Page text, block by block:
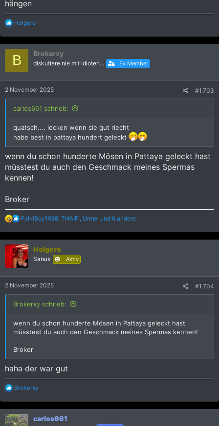
hängen
R
a
k
i
n
:
Holgero
B Brokerxy
diskutiere nie mit Idioten... Ex Member
2 November 2025 #1.703
carlos661 schrieb:
quatsch.... lecken wenn sie gut riecht
habe best in pattaya hundert geleckt
wenn du schon hunderte Mösen in Pattaya geleckt hast
müsstest du auch den Geschmack meines Spermas
kennen!
Broker
R
a
k
t
i
o
n
:
FalkiBoy1988 THAIFI Urmel und 6 andere
Holgero
Sanuk Aktiv
2 November 2025 #1.704
Brokerxy schrieb:
wenn du schon hunderte Mösen in Pattaya geleckt hast
müsstest du auch den Geschmack meines Spermas kennen!
Broker
haha der war gut
R
a
k
t
Brokerxy
carlos661